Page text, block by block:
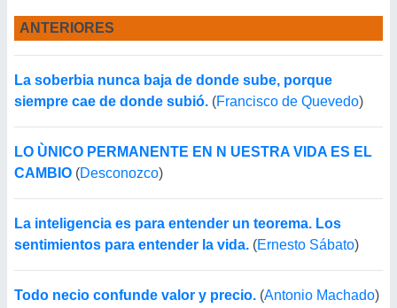
ANTERIORES
La soberbia nunca baja de donde sube, porque
siempre cae de donde subió. (Francisco de Quevedo)
LO ÙNICO PERMANENTE EN N UESTRA VIDA ES EL
CAMBIO (Desconozco)
La inteligencia es para entender un teorema. Los
sentimientos para entender la vida. (Ernesto Sábato)
Todo necio confunde valor y precio. (Antonio Machado)